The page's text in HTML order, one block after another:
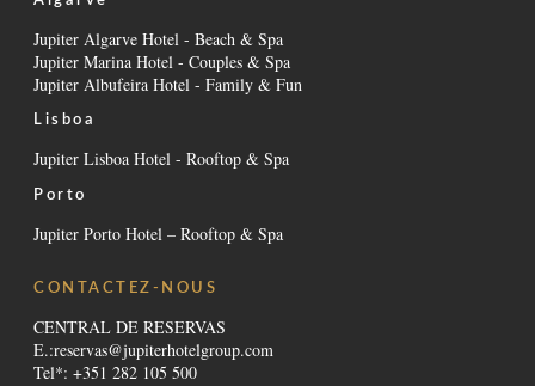
Jupiter Algarve Hotel - Beach & Spa
Jupiter Marina Hotel - Couples & Spa
Jupiter Albufeira Hotel - Family & Fun
Lisboa
Jupiter Lisboa Hotel - Rooftop & Spa
Porto
Jupiter Porto Hotel – Rooftop & Spa
CONTACTEZ-NOUS
CENTRAL DE RESERVAS
E.:reservas@jupiterhotelgroup.com
Tel*: +351 282 105 500